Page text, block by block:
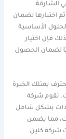
الشارقة
اختبارها لضمان
الأساسية
فإن اختيار
لضمان الحصول
يمتلك الخبرة
تقوم شركة
بشكل شامل
مما يضمن
شركة كلين